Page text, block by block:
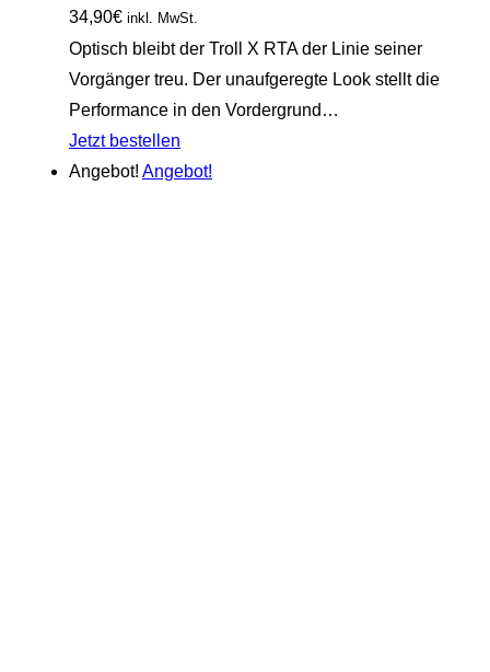
34,90€ inkl. MwSt.
Optisch bleibt der Troll X RTA der Linie seiner
Vorgänger treu. Der unaufgeregte Look stellt die
Performance in den Vordergrund…
Jetzt bestellen
Angebot! Angebot!